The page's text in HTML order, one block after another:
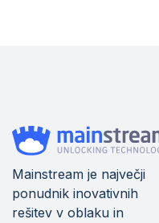
Mainstream je največji
ponudnik inovativnih
rešitev v oblaku in